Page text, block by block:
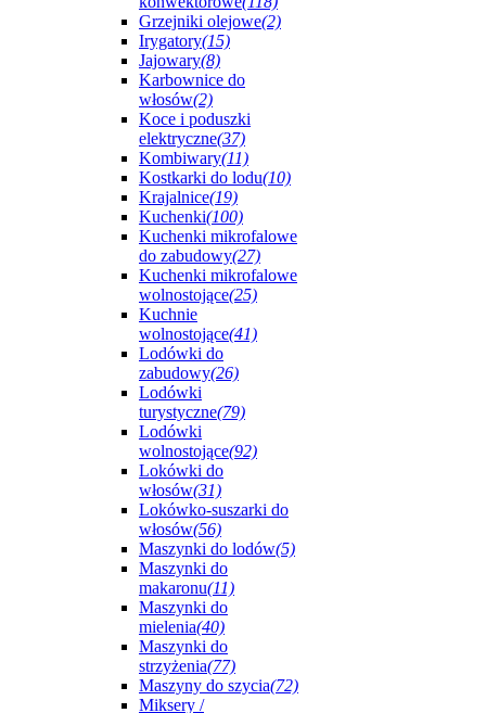
Grzejniki olejowe(2)
Irygatory(15)
Jajowary(8)
Karbownice do
włosów(2)
Koce i poduszki
elektryczne(37)
Kombiwary(11)
Kostkarki do lodu(10)
Krajalnice(19)
Kuchenki(100)
Kuchenki mikrofalowe
do zabudowy(27)
Kuchenki mikrofalowe
wolnostojące(25)
Kuchnie
wolnostojące(41)
Lodówki do
zabudowy(26)
Lodówki
turystyczne(79)
Lodówki
wolnostojące(92)
Lokówki do
włosów(31)
Lokówko-suszarki do
włosów(56)
Maszynki do lodów(5)
Maszynki do
makaronu(11)
Maszynki do
mielenia(40)
Maszynki do
strzyżenia(77)
Maszyny do szycia(72)
Miksery /